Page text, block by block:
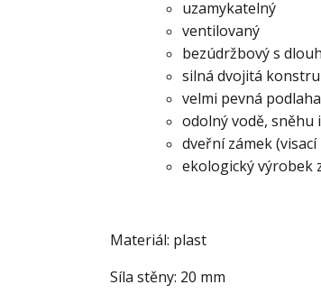
uzamykatelný
ventilovaný
bezúdržbový s
silná dvojitá
velmi pevná
odolný vodě, sněhu
dveřní zámek
ekologický výrobek
Materiál: plast
Síla stěny: 20 mm